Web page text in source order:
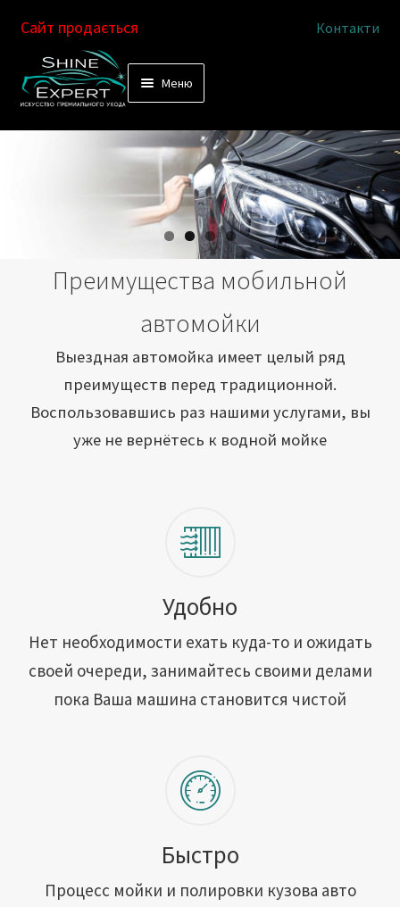
Перейти
к
Перейти
к
Сайт продається Контакти
Меню
Выездная автомойка
Химчистка салона
Подетальная химчистка
Как это работает
Сотрудничество
Вакансии
Адреса обслуживания
Контакты
Преимущества мобильной
автомойки
Выездная автомойка имеет целый ряд
преимуществ перед традиционной.
Воспользовавшись раз нашими услугами, вы
уже не вернётесь к водной мойке
Удобно
Нет необходимости ехать куда-то и ожидать
своей очереди, занимайтесь своими делами
пока Ваша машина становится чистой
Быстро
Процесс мойки и полировки кузова авто